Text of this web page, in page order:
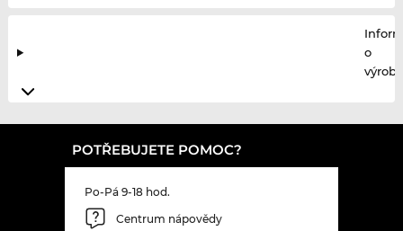
o
POTŘEBUJETE POMOC?
Po-Pá 9-18 hod.
Centrum nápovědy